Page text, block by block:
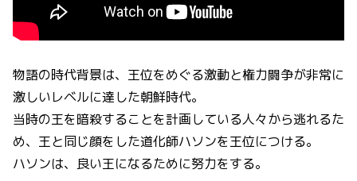
物語の時代背景は、王位をめぐる激動と権力闘争が非常に
激しいレベルに達した朝鮮時代。
当時の王を暗殺することを計画している人々から逃れるた
め、王と同じ顔をした道化師ハソンを王位につける。
ハソンは、良い王になるために努力をする。